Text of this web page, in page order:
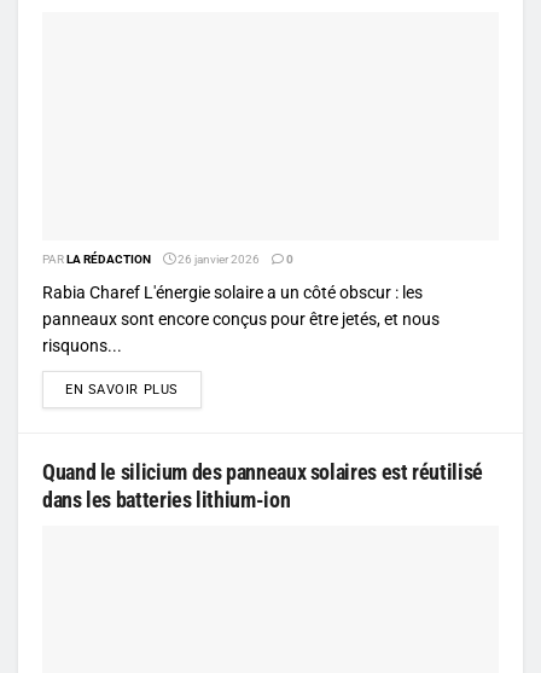
PARLA RÉDACTION 26 janvier 2026 0
Rabia Charef L'énergie solaire a un côté obscur : les
panneaux sont encore conçus pour être jetés, et nous
risquons...
EN SAVOIR PLUS
Quand le silicium des panneaux solaires est réutilisé
dans les batteries lithium-ion